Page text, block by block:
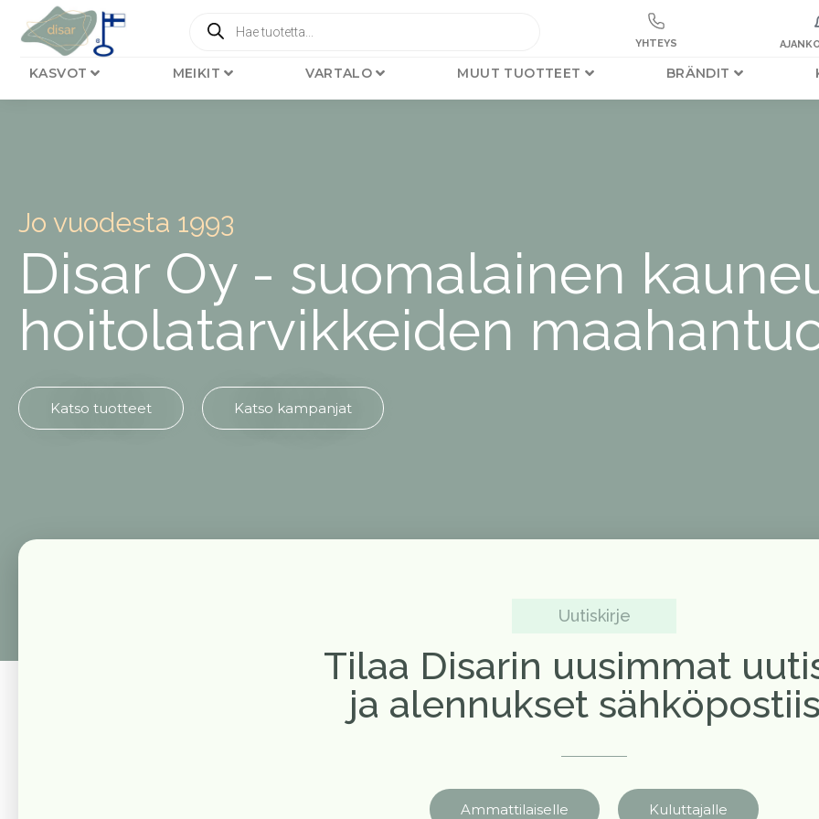
YHTEYS
KASVOT MEIKIT VARTALO MUUT TUOTTEET BRÄNDIT
Jo vuodesta 1993
Disar Oy - suomalainen
hoitolatarvikkeiden
Katso tuotteet Katso kampanjat
Uutiskirje
Tilaa Disarin uusimmat
ja alennukset
Ammattilaiselle Kuluttajalle